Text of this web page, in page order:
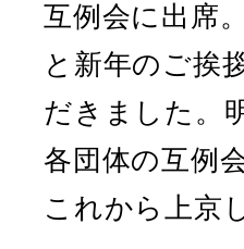
互例会に出席
と新年のご挨
だきました。
各団体の互例
これから上京